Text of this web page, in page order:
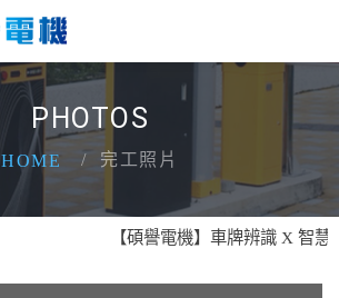
PHOTOS
HOME 完工照片
【碩譽電機】車牌辨識 X 智慧通關